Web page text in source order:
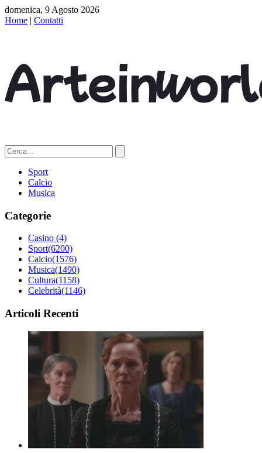
domenica, 9 Agosto 2026
Home | Contatti
Sport
Calcio
Musica
Categorie
Casino (4)
Sport(6200)
Calcio(1576)
Musica(1490)
Cultura(1158)
Celebrità(1146)
Articoli Recenti